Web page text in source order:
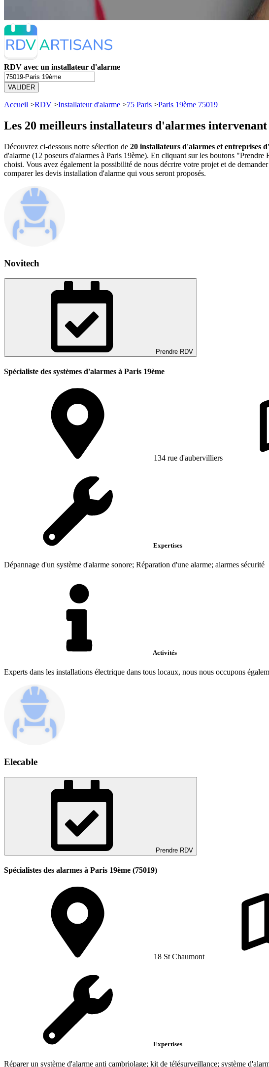
RDV avec un installateur d'alarme
VALIDER
Accueil >RDV >Installateur d'alarme >75 Paris >Paris 19ème 75019
Les 20 meilleurs installateurs d'alarmes intervenant
Découvrez ci-dessous notre sélection de 20 installateurs d'alarmes et entreprises
d'alarme (12 poseurs d'alarmes à Paris 19ème). En cliquant sur les boutons
choisi. Vous avez également la possibilité de nous décrire votre projet et de
comparer les devis installation d'alarme qui vous seront proposés.
Novitech
Prendre RDV
Spécialiste des systèmes d'alarmes à Paris 19ème
134 rue d'aubervilliers
Expertises
Dépannage d'un système d'alarme sonore; Réparation d'une alarme; alarmes sécurité
Activités
Experts dans les installations électrique dans tous locaux, nous nous occupons
Elecable
Prendre RDV
Spécialistes des alarmes à Paris 19ème (75019)
18 St Chaumont
Expertises
Réparer un système d'alarme anti cambriolage; kit de télésurveillance; système